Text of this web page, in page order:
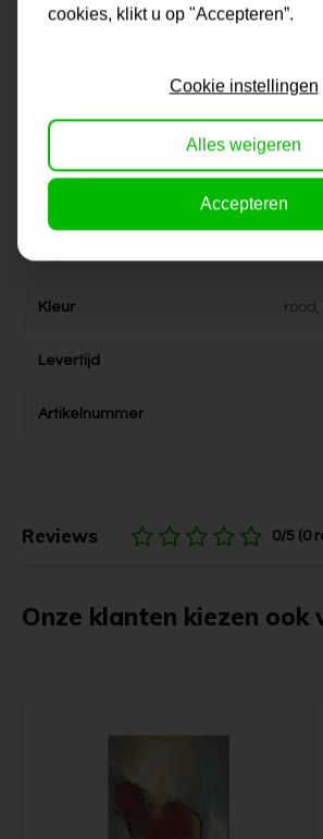
Maat
100x100,
Kleur rood,
Levertijd
Artikelnummer
Reviews 0/5 (0
Onze klanten kiezen ook
cookies, klikt u op "Accepteren”.
Cookie instellingen
Alles weigeren
Accepteren